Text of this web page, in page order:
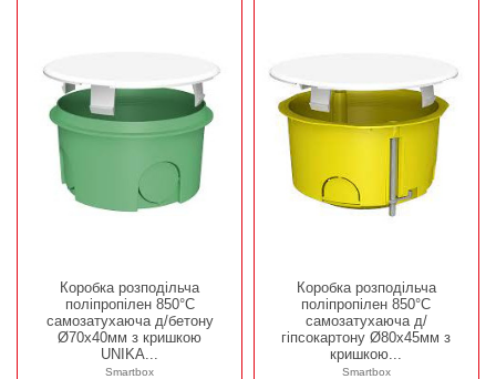
Коробка розподільча
поліпропілен 850°С
самозатухаюча д/бетону
Ø70x40мм з кришкою
UNIKA...
Smartbox
Коробка розподільча
поліпропілен 850°С
самозатухаюча д/
гіпсокартону Ø80х45мм з
кришкою...
Smartbox